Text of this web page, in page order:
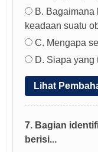
B. Bagaimana
keadaan suatu
C. Mengapa
D. Siapa yang
Lihat
7. Bagian
berisi...